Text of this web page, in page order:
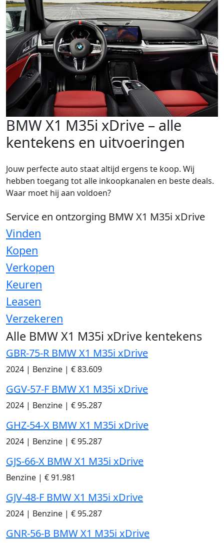
BMW X1 M35i xDrive – alle
kentekens en uitvoeringen
Jouw perfecte auto staat altijd ergens te koop. Wij
hebben toegang tot alle inkoopkanalen en beste deals.
Waar moet hij aan voldoen?
Service en ontzorging BMW X1 M35i xDrive
Vinden
Kopen
Verkopen
Keuren
Leasen
Verzekeren
Alle BMW X1 M35i xDrive kentekens
GBR-75-R BMW X1 M35i xDrive
2024 | Benzine | € 83.609
GGV-57-F BMW X1 M35i xDrive
2024 | Benzine | € 95.287
GHZ-54-X BMW X1 M35i xDrive
2024 | Benzine | € 95.287
GJS-66-X BMW X1 M35i xDrive
Benzine | € 91.981
GJV-48-F BMW X1 M35i xDrive
2024 | Benzine | € 95.287
GNR-56-B BMW X1 M35i xDrive